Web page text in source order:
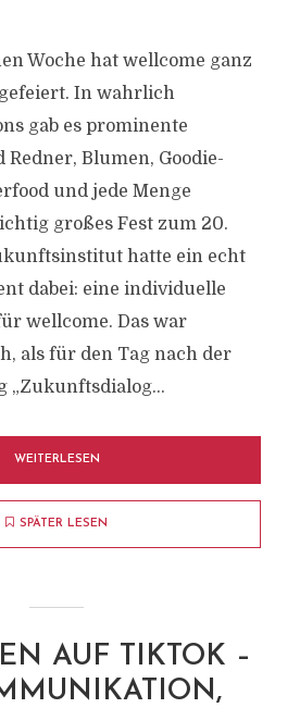
Woche hat wellcome ganz
In wahrlich
gab es prominente
Blumen, Goodie-
und jede Menge
großes Fest zum 20.
hatte ein echt
dabei: eine individuelle
wellcome. Das war
als für den Tag nach der
„Zukunftsdialog...
WEITERLESEN
SPÄTER LESEN
AUF TIKTOK –